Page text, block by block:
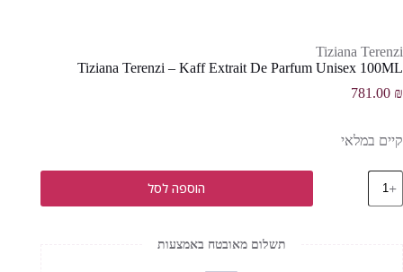
Tiziana Terenzi
Tiziana Terenzi – Kaff Extrait De Parfum Unisex 100ML
781.00 ₪
קיים במלאי
כמות
של
Tiziana
הוספה לסל
תשלום מאובטח באמצעות